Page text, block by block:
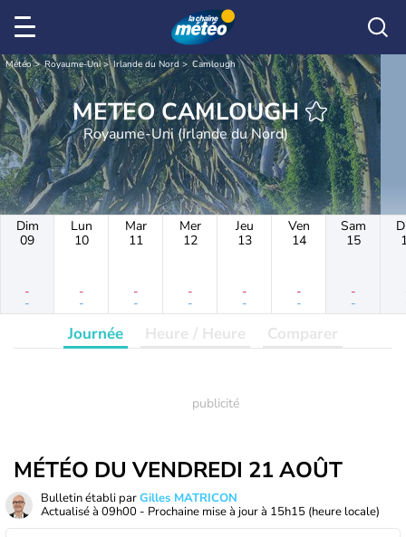
Météo Royaume-Uni Irlande du Nord Camlough
METEO CAMLOUGH
Royaume-Uni (Irlande du Nord)
Dim
09
-
-
Lun
10
-
-
Mar
11
-
-
Mer
12
-
-
Jeu
13
-
-
Ven
14
-
-
Sam
15
-
-
Journée Heure / Heure Comparer
MÉTÉO DU VENDREDI 21 AOÛT
Bulletin établi parGilles MATRICON
Actualisé à 09h00 - Prochaine mise à jour à 15h15 (heure locale)